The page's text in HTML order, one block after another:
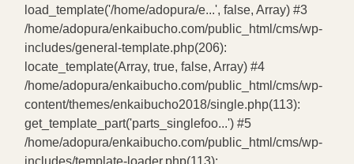
load_template('/home/adopura/e...', false, Array) #3
/home/adopura/enkaibucho.com/public_html/cms/wp-
includes/general-template.php(206):
locate_template(Array, true, false, Array) #4
/home/adopura/enkaibucho.com/public_html/cms/wp-
content/themes/enkaibucho2018/single.php(113):
get_template_part('parts_singlefoo...') #5
/home/adopura/enkaibucho.com/public_html/cms/wp-